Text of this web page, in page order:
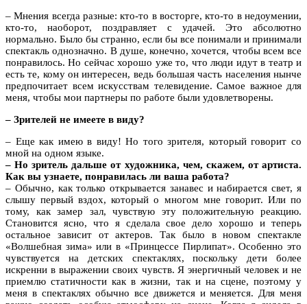
– Мнения всегда разные: кто-то в восторге, кто-то в недоумении,
кто-то, наоборот, поздравляет с удачей. Это абсолютно
нормально. Было бы странно, если бы все понимали и принимали
спектакль однозначно. В душе, конечно, хочется, чтобы всем все
понравилось. Но сейчас хорошо уже то, что люди идут в театр и
есть те, кому он интересен, ведь большая часть населения нынче
предпочитает всем искусствам телевидение. Самое важное для
меня, чтобы мои партнеры по работе были удовлетворены.
– Зрителей не имеете в виду?
– Еще как имею в виду! Но того зрителя, который говорит со
мной на одном языке.
– Но зритель дальше от художника, чем, скажем, от артиста.
Как вы узнаете, понравилась ли ваша работа?
– Обычно, как только открывается занавес и набирается свет, я
слышу первый вздох, который о многом мне говорит. Или по
тому, как замер зал, чувствую эту положительную реакцию.
Становится ясно, что я сделала свое дело хорошо и теперь
остальное зависит от актеров. Так было в новом спектакле
«Волшебная зима» или в «Принцессе Пирлипат». Особенно это
чувствуется на детских спектаклях, поскольку дети более
искренни в выражении своих чувств. Я энергичный человек и не
приемлю статичности как в жизни, так и на сцене, поэтому у
меня в спектаклях обычно все движется и меняется. Для меня